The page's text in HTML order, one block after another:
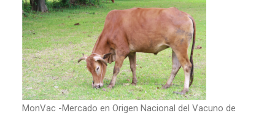
MonVac -Mercado en Origen Nacional del Vacuno de